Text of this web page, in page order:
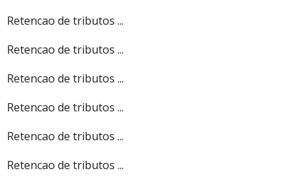
Retencao de tributos ...
Retencao de tributos ...
Retencao de tributos ...
Retencao de tributos ...
Retencao de tributos ...
Retencao de tributos ...